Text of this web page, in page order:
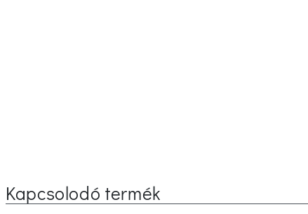
Kapcsolodó termék